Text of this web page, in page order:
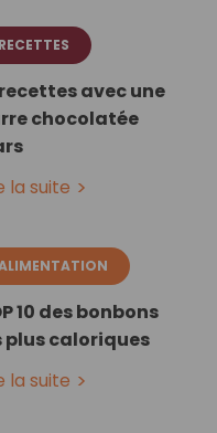
RECETTES
avec une
chocolatée
la suite
10 des bonbons
plus caloriques
la suite